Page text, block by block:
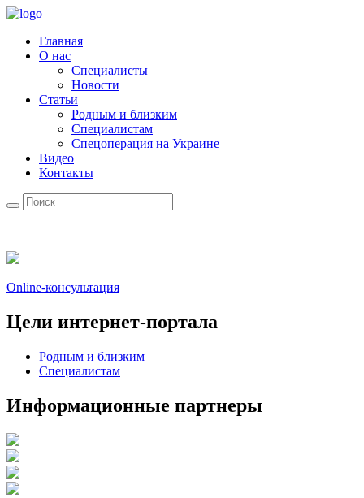
Главная
О нас
Специалисты
Новости
Статьи
Родным и близким
Специалистам
Спецоперация на Украине
Видео
Контакты
Online-консультация
Цели интернет-портала
Родным и близким
Специалистам
Информационные партнеры